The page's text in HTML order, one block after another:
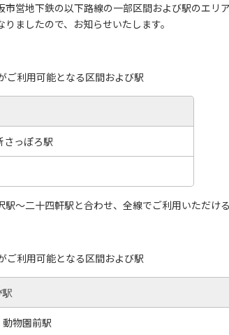
営地下鉄の以下路線の一部区間および駅のエリ
ましたので、お知らせいたします。
利用可能となる区間および駅
さっぽろ駅
～二十四軒駅と合わせ、全線でご利用いただけ
利用可能となる区間および駅
物園前駅